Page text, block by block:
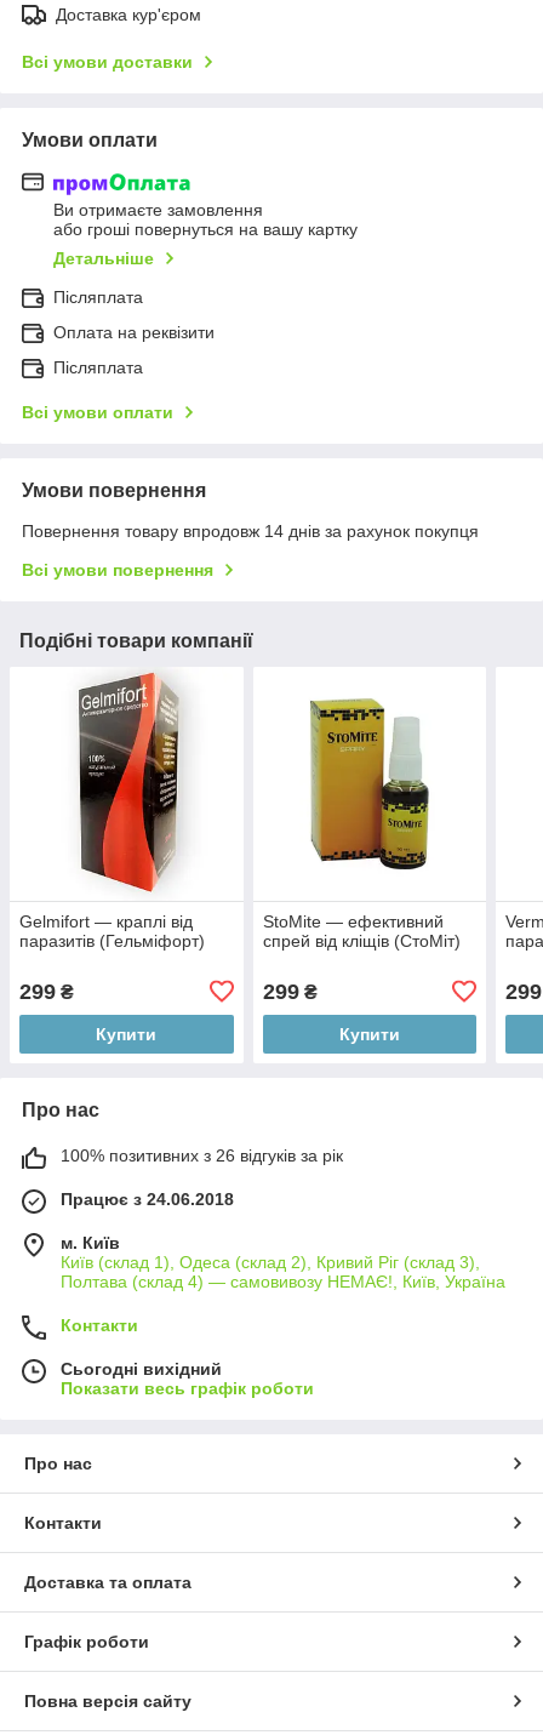
Доставка кур'єром
Всі умови доставки
Умови оплати
Ви отримаєте замовлення
або гроші повернуться на вашу картку
Детальніше
Післяплата
Оплата на реквізити
Післяплата
Всі умови оплати
Умови повернення
Повернення товару впродовж 14 днів за рахунок покупця
Всі умови повернення
Подібні товари компанії
Gelmifort — краплі від
паразитів (Гельміфорт)
299 ₴
Купити
StoMite — ефективний
спрей від кліщів (СтоМіт)
299₴
Купити
299
Про нас
100% позитивних з 26 відгуків за рік
Працює з 24.06.2018
м. Київ
Київ (склад 1), Одеса (склад 2), Кривий Ріг (склад 3),
Полтава (склад 4) — самовивозу НЕМАЄ!, Київ, Україна
Контакти
Сьогодні вихідний
Показати весь графік роботи
Про нас
Контакти
Доставка та оплата
Графік роботи
Повна версія сайту